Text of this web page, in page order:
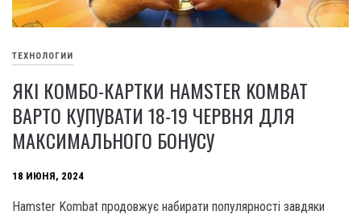
ТЕХНОЛОГИИ
ЯКІ КОМБО-КАРТКИ HAMSTER KOMBAT
ВАРТО КУПУВАТИ 18-19 ЧЕРВНЯ ДЛЯ
МАКСИМАЛЬНОГО БОНУСУ
18 ИЮНЯ, 2024
Hamster Kombat продовжує набирати популярності завдяки